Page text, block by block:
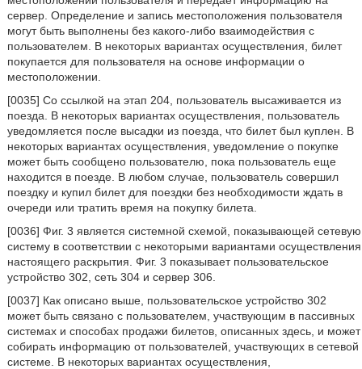
сервер. Определение и запись местоположения пользователя
могут быть выполнены без какого-либо взаимодействия с
пользователем. В некоторых вариантах осуществления, билет
покупается для пользователя на основе информации о
местоположении.
[0035] Со ссылкой на этап 204, пользователь высаживается из
поезда. В некоторых вариантах осуществления, пользователь
уведомляется после высадки из поезда, что билет был куплен. В
некоторых вариантах осуществления, уведомление о покупке
может быть сообщено пользователю, пока пользователь еще
находится в поезде. В любом случае, пользователь совершил
поездку и купил билет для поездки без необходимости ждать в
очереди или тратить время на покупку билета.
[0036] Фиг. 3 является системной схемой, показывающей сетевую
систему в соответствии с некоторыми вариантами осуществления
настоящего раскрытия. Фиг. 3 показывает пользовательское
устройство 302, сеть 304 и сервер 306.
[0037] Как описано выше, пользовательское устройство 302
может быть связано с пользователем, участвующим в пассивных
системах и способах продажи билетов, описанных здесь, и может
собирать информацию от пользователей, участвующих в сетевой
системе. В некоторых вариантах осуществления,